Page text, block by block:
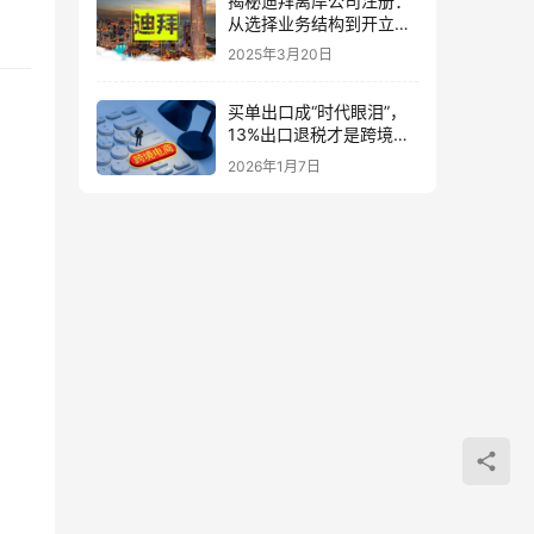
从选择业务结构到开立银
行账户的全程指南！
2025年3月20日
买单出口成“时代眼泪”，
13%出口退税才是跨境利
润的真正护城河
2026年1月7日